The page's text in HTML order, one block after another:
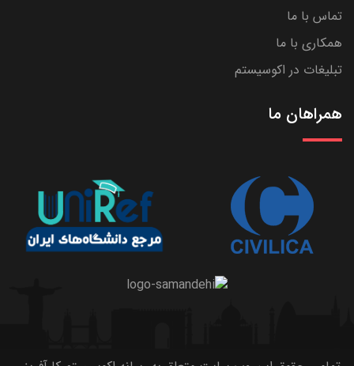
تماس با ما
همکاری با ما
تبلیغات در اکوسیستم
همراهان ما